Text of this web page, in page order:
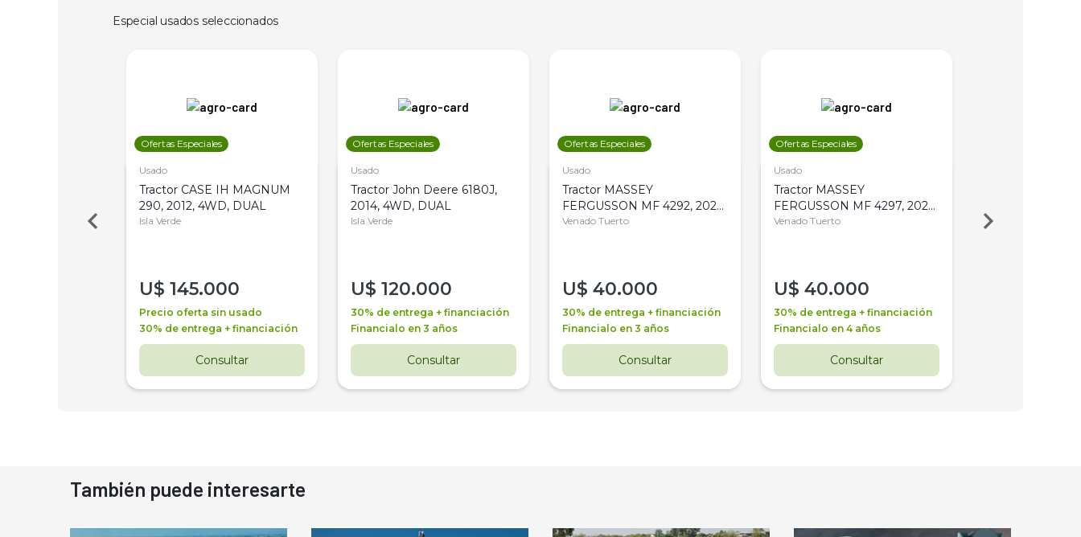
Especial usados seleccionados
Ofertas Especiales
Usado
Tractor CASE IH MAGNUM
290, 2012, 4WD, DUAL
Isla Verde
U$ 145.000
Precio oferta sin usado
30% de entrega + financiación
Consultar
Ofertas Especiales
Usado
Tractor John Deere 6180J,
2014, 4WD, DUAL
Isla Verde
U$ 120.000
30% de entrega + financiación
Financialo en 3 años
Consultar
Ofertas Especiales
Usado
Tractor MASSEY
FERGUSSON MF 4292, 2020,
4WD, PATON
Venado Tuerto
U$ 40.000
30% de entrega + financiación
Financialo en 3 años
Consultar
Ofertas Especiales
Usado
Tractor MASSEY
FERGUSSON MF 4297, 2020,
4WD, PATON
Venado Tuerto
U$ 40.000
30% de entrega + financiación
Financialo en 4 años
Consultar
Venado Tuerto
También puede interesarte